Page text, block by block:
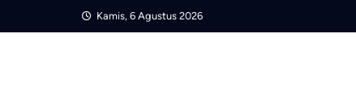
Kamis, 6 Agustus 2026